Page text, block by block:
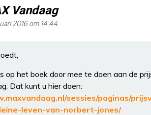
Vandaag
2016 om 14:44
op het boek door mee te doen aan de
Dat kunt u hier doen:
sessies/paginas/
leven-van-norbert-jones/